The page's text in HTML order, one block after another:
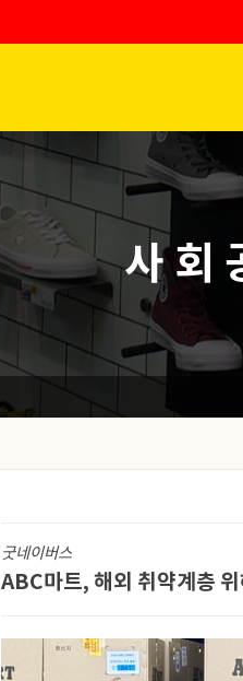
사 회
굿네이버스
ABC마트, 해외 취약계층